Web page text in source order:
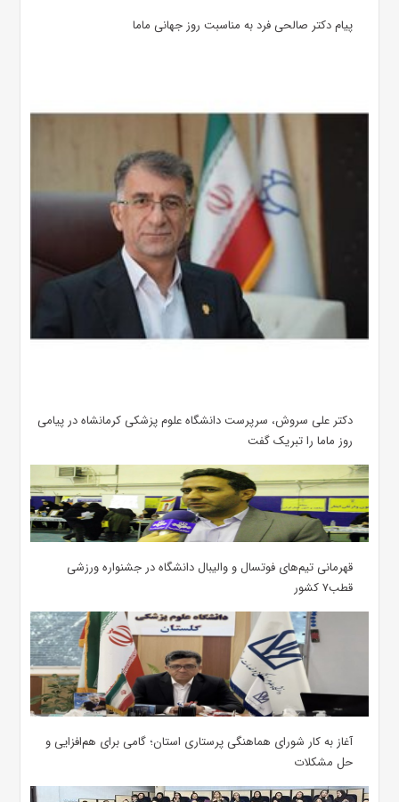
پیام دکتر صالحی فرد به مناسبت روز جهانی ماما
دکتر علی سروش، سرپرست دانشگاه علوم پزشکی کرمانشاه در پیامی
روز ماما را تبریک گفت
قهرمانی تیم‌های فوتسال و والیبال دانشگاه در جشنواره ورزشی
قطب۷ کشور
آغاز به کار شورای هماهنگی پرستاری استان؛ گامی برای هم‌افزایی و
حل مشکلات